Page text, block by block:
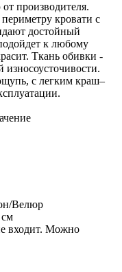
производителя.
кровати с
достойный
к любому
Ткань обивки -
с легким краш–
Велюр
см
входит. Можно